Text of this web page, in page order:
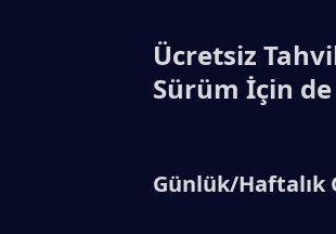
Ücretsiz
Sürüm İçin
Günlük/Haftalık